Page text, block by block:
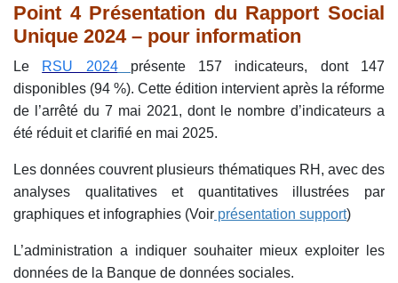
Point 4 Présentation du Rapport Social
Unique 2024 – pour information
Le RSU 2024
présente 157 indicateurs, dont 147
disponibles (94 %). Cette édition intervient après la réforme
de l’arrêté du 7 mai 2021, dont le nombre d’indicateurs a
été réduit et clarifié en mai 2025.
Les données couvrent plusieurs thématiques RH, avec des
analyses qualitatives et quantitatives illustrées par
graphiques et infographies (Voir présentation support)
L’administration a indiquer souhaiter mieux exploiter les
données de la Banque de données sociales.